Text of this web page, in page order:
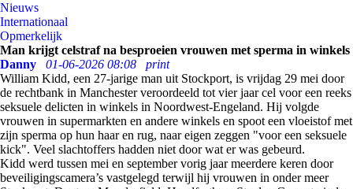
Nieuws
Internationaal
Opmerkelijk
Man krijgt celstraf na besproeien vrouwen met sperma in winkels
Danny
01-06-2026 08:08
print
William Kidd, een 27-jarige man uit Stockport, is vrijdag 29 mei door
de rechtbank in Manchester veroordeeld tot vier jaar cel voor een reeks
seksuele delicten in winkels in Noordwest-Engeland. Hij volgde
vrouwen in supermarkten en andere winkels en spoot een vloeistof met
zijn sperma op hun haar en rug, naar eigen zeggen "voor een seksuele
kick". Veel slachtoffers hadden niet door wat er was gebeurd.
Kidd werd tussen mei en september vorig jaar meerdere keren door
beveiligingscamera’s vastgelegd terwijl hij vrouwen in onder meer